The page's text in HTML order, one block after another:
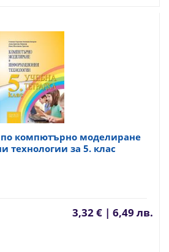
по компютърно моделиране
технологии за 5. клас
3,32 € | 6,49 лв.